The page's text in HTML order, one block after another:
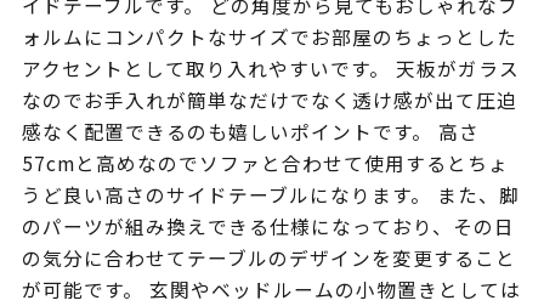
イドテーブルです。 どの角度から見てもおしゃれなフ
ォルムにコンパクトなサイズでお部屋のちょっとした
アクセントとして取り入れやすいです。 天板がガラス
なのでお手入れが簡単なだけでなく透け感が出て圧迫
感なく配置できるのも嬉しいポイントです。 高さ
57cmと高めなのでソファと合わせて使用するとちょ
うど良い高さのサイドテーブルになります。 また、脚
のパーツが組み換えできる仕様になっており、その日
の気分に合わせてテーブルのデザインを変更すること
が可能です。 玄関やベッドルームの小物置きとしては